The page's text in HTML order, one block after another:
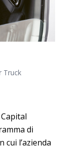
Truck
di
cui l’azienda